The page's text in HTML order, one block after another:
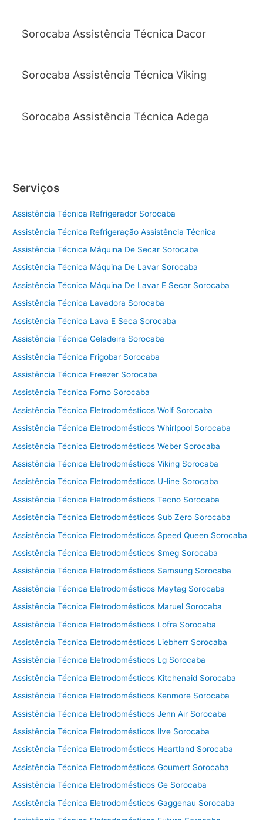
Sorocaba Assistência Técnica Dacor
Sorocaba Assistência Técnica Viking
Sorocaba Assistência Técnica Adega
Serviços
Assistência Técnica Refrigerador Sorocaba
Assistência Técnica Refrigeração Assistência Técnica
Assistência Técnica Máquina De Secar Sorocaba
Assistência Técnica Máquina De Lavar Sorocaba
Assistência Técnica Máquina De Lavar E Secar Sorocaba
Assistência Técnica Lavadora Sorocaba
Assistência Técnica Lava E Seca Sorocaba
Assistência Técnica Geladeira Sorocaba
Assistência Técnica Frigobar Sorocaba
Assistência Técnica Freezer Sorocaba
Assistência Técnica Forno Sorocaba
Assistência Técnica Eletrodomésticos Wolf Sorocaba
Assistência Técnica Eletrodomésticos Whirlpool Sorocaba
Assistência Técnica Eletrodomésticos Weber Sorocaba
Assistência Técnica Eletrodomésticos Viking Sorocaba
Assistência Técnica Eletrodomésticos U-line Sorocaba
Assistência Técnica Eletrodomésticos Tecno Sorocaba
Assistência Técnica Eletrodomésticos Sub Zero Sorocaba
Assistência Técnica Eletrodomésticos Speed Queen Sorocaba
Assistência Técnica Eletrodomésticos Smeg Sorocaba
Assistência Técnica Eletrodomésticos Samsung Sorocaba
Assistência Técnica Eletrodomésticos Maytag Sorocaba
Assistência Técnica Eletrodomésticos Maruel Sorocaba
Assistência Técnica Eletrodomésticos Lofra Sorocaba
Assistência Técnica Eletrodomésticos Liebherr Sorocaba
Assistência Técnica Eletrodomésticos Lg Sorocaba
Assistência Técnica Eletrodomésticos Kitchenaid Sorocaba
Assistência Técnica Eletrodomésticos Kenmore Sorocaba
Assistência Técnica Eletrodomésticos Jenn Air Sorocaba
Assistência Técnica Eletrodomésticos Ilve Sorocaba
Assistência Técnica Eletrodomésticos Heartland Sorocaba
Assistência Técnica Eletrodomésticos Goumert Sorocaba
Assistência Técnica Eletrodomésticos Ge Sorocaba
Assistência Técnica Eletrodomésticos Gaggenau Sorocaba